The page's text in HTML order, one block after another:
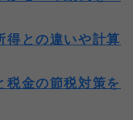
得との違いや計算
税金の節税対策を